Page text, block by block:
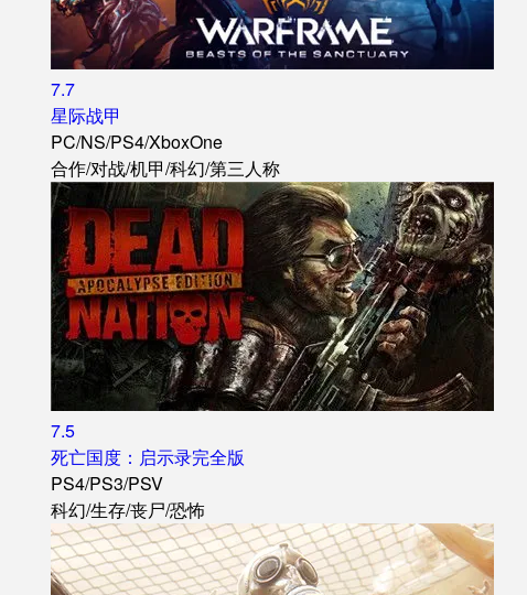
7.7
星际战甲
PC/NS/PS4/XboxOne
合作/对战/机甲/科幻/第三人称
7.5
死亡国度：启示录完全版
PS4/PS3/PSV
科幻/生存/丧尸/恐怖